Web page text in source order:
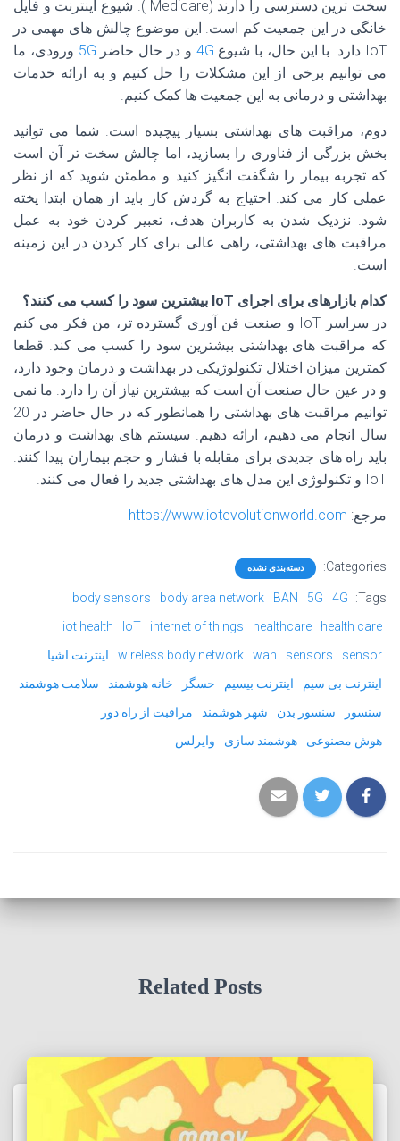
سخت ترین دسترسی را دارند (Medicare ). شيوع اينترنت و فايل
خانگی در اين جمعيت کم است. این موضوع چالش های مهمی در
IoT دارد. با این حال، با شیوع
4G و در حال حاضر 5G ورودی، ما
می توانیم برخی از این مشکلات را حل کنیم و به ارائه خدمات
بهداشتی و درمانی به این جمعیت ها کمک کنیم.
دوم، مراقبت های بهداشتی بسیار پیچیده است. شما می توانید
بخش بزرگی از فناوری را بسازید، اما چالش سخت تر آن است
که تجربه بیمار را شگفت انگیز کنید و مطمئن شوید که از نظر
عملی کار می کند. احتیاج به گردش کار باید از همان ابتدا پخته
شود. نزدیک شدن به کاربران هدف، تعبیر کردن خود به عمل
مراقبت های بهداشتی، راهی عالی برای کار کردن در این زمینه
است.
کدام بازارهای برای اجرای IoT بیشترین سود را کسب می کنند؟
در سراسر IoT و صنعت فن آوری گسترده تر، من فکر می کنم
که مراقبت های بهداشتی بیشترین سود را کسب می کند. قطعا
کمترین میزان اختلال تکنولوژیکی در بهداشت و درمان وجود دارد،
و در عین حال صنعت آن است که بیشترین نیاز آن را دارد. ما نمی
توانیم مراقبت های بهداشتی را همانطور که در حال حاضر در 20
سال انجام می دهیم، ارائه دهیم. سیستم های بهداشت و درمان
باید راه های جدیدی برای مقابله با فشار و حجم بیماران پیدا کنند.
IoT و تکنولوژی این مدل های بهداشتی جدید را فعال می کنند.
مرجع: https://www.iotevolutionworld.com
Categories: دسته‌بندی نشده
Tags:
4G
5G
BAN
body area network
body sensors
health care
healthcare
internet of things
IoT
iot health
sensor
sensors
wan
wireless body network
اینترنت اشیا
اینترنت بی سیم
اینترنت بیسیم حسگر خانه هوشمند
سلامت هوشمند
سنسور
سنسور بدن شهر هوشمند
مراقبت از راه دور
هوش مصنوعی
هوشمند سازی وایرلس
Related Posts